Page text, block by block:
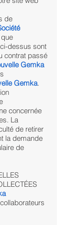
de
dessus sont
contrat passé
Gemka
Gemka.
concernée
La
de retirer
la demande
de